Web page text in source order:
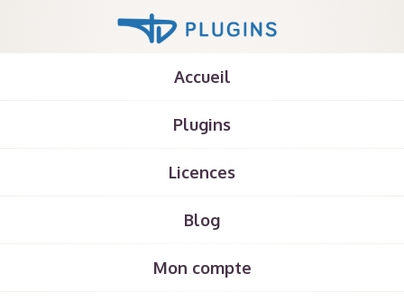
Accueil
Plugins
Licences
Blog
Mon compte